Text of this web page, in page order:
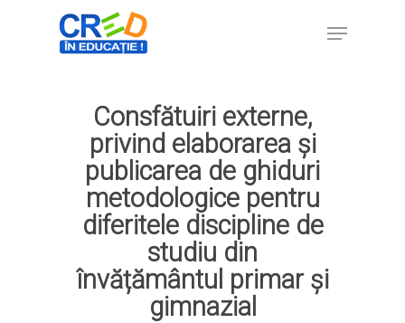
Hit enter to search or ESC to close
Consfătuiri externe,
privind elaborarea și
publicarea de ghiduri
metodologice pentru
diferitele discipline de
studiu din
învățământul primar și
gimnazial